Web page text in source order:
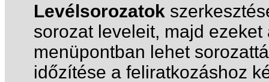
Levélsorozatok
sorozat leveleit, majd
menüpontban lehet
időzítése a feliratkozáshoz